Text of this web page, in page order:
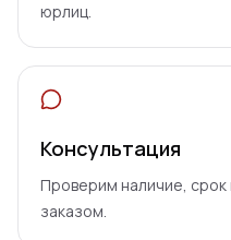
юрлиц.
Консультация
Проверим наличие,
заказом.